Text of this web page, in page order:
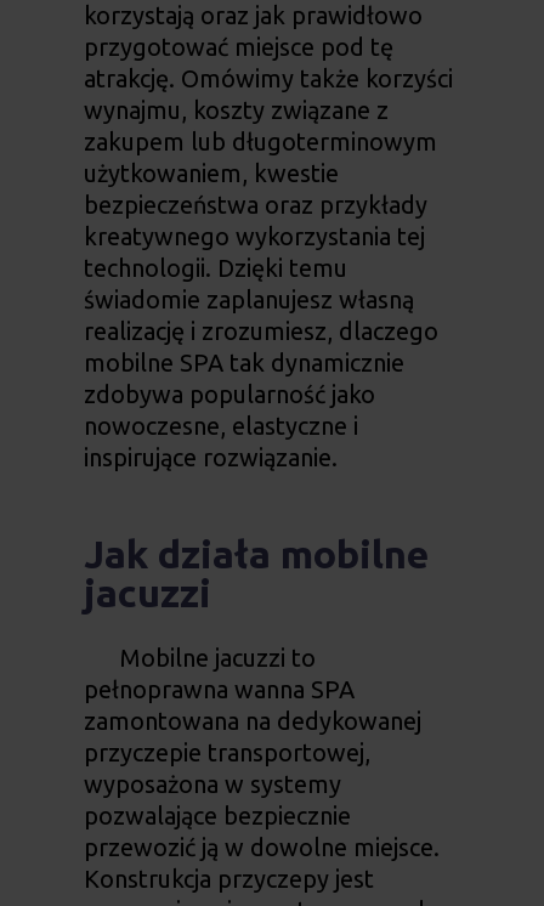
korzystają oraz jak prawidłowo
przygotować miejsce pod tę
atrakcję. Omówimy także korzyści
wynajmu, koszty związane z
zakupem lub długoterminowym
użytkowaniem, kwestie
bezpieczeństwa oraz przykłady
kreatywnego wykorzystania tej
technologii. Dzięki temu
świadomie zaplanujesz własną
realizację i zrozumiesz, dlaczego
mobilne SPA tak dynamicznie
zdobywa popularność jako
nowoczesne, elastyczne i
inspirujące rozwiązanie.
Jak działa mobilne
jacuzzi
Mobilne jacuzzi to
pełnoprawna wanna SPA
zamontowana na dedykowanej
przyczepie transportowej,
wyposażona w systemy
pozwalające bezpiecznie
przewozić ją w dowolne miejsce.
Konstrukcja przyczepy jest